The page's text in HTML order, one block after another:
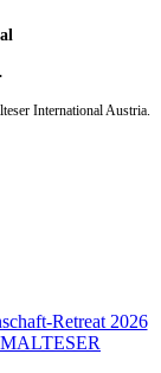
International Austria.
Retreat 2026